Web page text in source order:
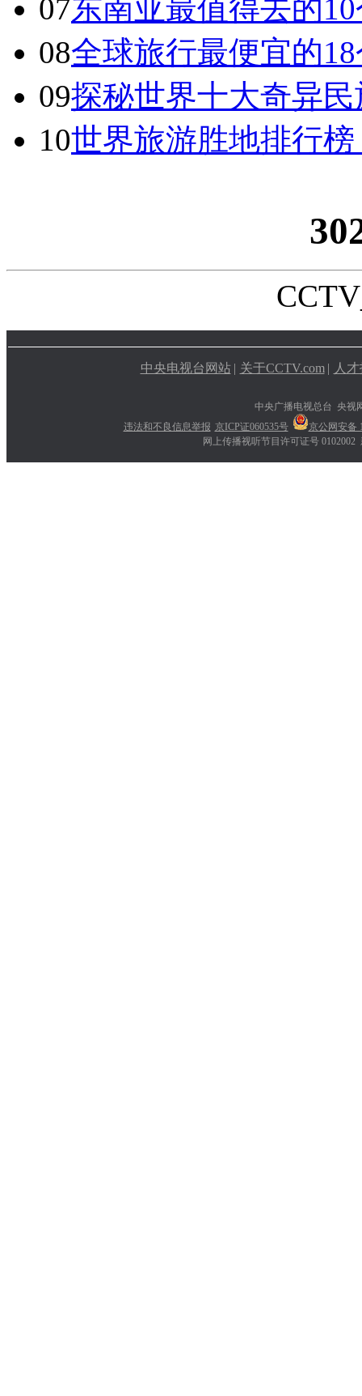
07东南亚最值得去的
08全球旅行最便宜的
09探秘世界十大奇异
10世界旅游胜地排行
中央电视台网站 | 关于CCTV.com | 人
中央广播电视总台 央视
违法和不良信息举报 京ICP证060535号
京公网安备
网上传播视听节目许可证号 0102002